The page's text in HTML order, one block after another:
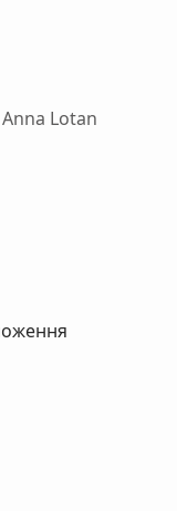
Anna Lotan